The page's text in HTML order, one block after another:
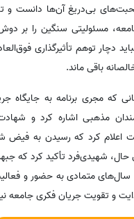
بی‌دریغ آن‌ها دانست و
مسئولیتی سنگین را بر
دچار توهم تأثیرگذاری
باقی ماند.
که مجری برنامه به جایگاه
مذهبی اشاره کرد و
اعلام کرد که رسیدن به فیض
حال، شهیدی‌فرد تأکید کرد که
متمادی به حضور و
و تقویت جریان فکری جامعه